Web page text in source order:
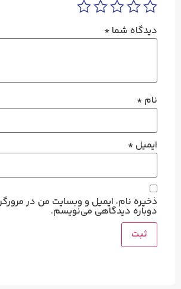
دیدگاه شما *
نام *
ایمیل *
ذخیره نام، ایمیل و وبسایت من در
دوباره دیدگاهی می‌نویسم.